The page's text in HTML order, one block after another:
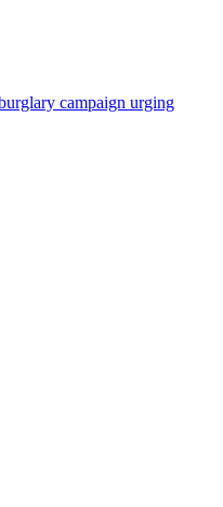
campaign urging